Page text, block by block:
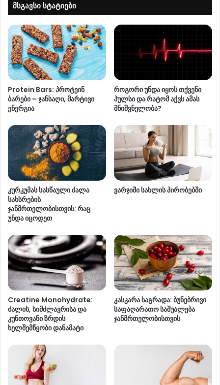
მსგავსი სტატიები
Protein Bars: პროტეინ
ბარები – ჯანსაღი, მარტივი
ენერგია
როგორი უნდა იყოს თქვენი
პულსი და რატომ აქვს ამას
მნიშვნელობა?
კურკუმას სასწაული ძალა
სახსრების
ჯანმრთელობისთვის: რაც
უნდა იცოდეთ
ვარჯიში სახლის პირობებში
Creatine Monohydrate:
ძალის, სიმძლავრისა და
კუნთოვანი ზრდის
ხელშემწყობი დანამატი
კასკარა საგრადა: ბუნებრივი
საფაღარათო საშუალება
ჯანმრთელობისთვის